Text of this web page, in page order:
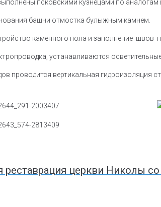
псковскими кузнецами по
башни отмостка булыжным камнем.
каменного пола и заполнение швов
устанавливаются
проводится вертикальная гидроизоляция
реставрация церкви Николы